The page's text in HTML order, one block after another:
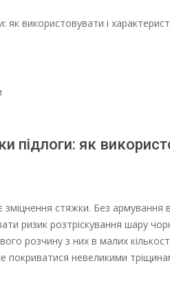
як використовувати і
підлоги: як
стяжки. Без
ризик розтріскування шару
розчину з них в малих
невеликими